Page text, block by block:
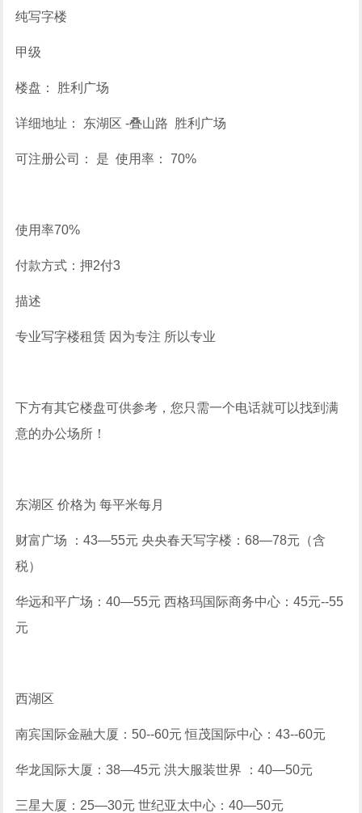
纯写字楼
甲级
楼盘： 胜利广场
详细地址： 东湖区 -叠山路 胜利广场
可注册公司： 是 使用率： 70%
使用率70%
付款方式：押2付3
描述
专业写字楼租赁 因为专注 所以专业
下方有其它楼盘可供参考，您只需一个电话就可以找到满
意的办公场所！
东湖区 价格为 每平米每月
财富广场 ：43—55元 央央春天写字楼：68—78元（含
税）
华远和平广场：40—55元 西格玛国际商务中心：45元--55
元
西湖区
南宾国际金融大厦：50--60元 恒茂国际中心：43--60元
华龙国际大厦：38—45元 洪大服装世界 ：40—50元
三星大厦：25—30元 世纪亚太中心：40—50元